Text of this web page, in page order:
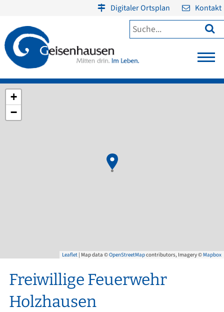
Digitaler Ortsplan Kontakt

+
−
Leaflet | Map data ©OpenStreetMapcontributors, Imagery © Mapbox
Freiwillige Feuerwehr
Holzhausen